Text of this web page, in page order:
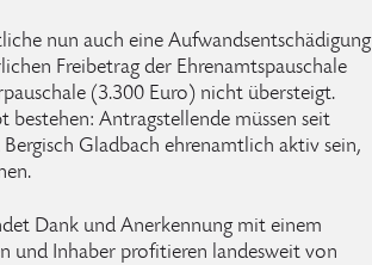
nun auch eine Aufwandsentschädigung
Freibetrag der Ehrenamtspauschale
(3.300 Euro) nicht übersteigt.
bestehen: Antragstellende müssen seit
Gladbach ehrenamtlich aktiv sein,
Dank und Anerkennung mit einem
und Inhaber profitieren landesweit von